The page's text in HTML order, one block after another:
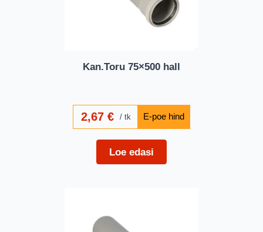
Kan.Toru 75×500 hall
2,67€ tk
Loe edasi